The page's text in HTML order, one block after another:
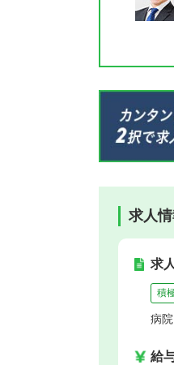
求人
求
積
病
給